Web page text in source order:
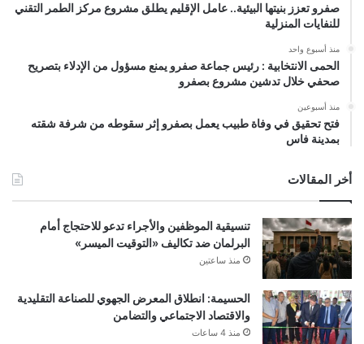
صفرو تعزز بنيتها البيئية.. عامل الإقليم يطلق مشروع مركز الطمر التقني
للنفايات المنزلية
منذ أسبوع واحد
الحمى الانتخابية : رئيس جماعة صفرو يمنع مسؤول من الإدلاء بتصريح
صحفي خلال تدشين مشروع بصفرو
منذ أسبوعين
فتح تحقيق في وفاة طبيب يعمل بصفرو إثر سقوطه من شرفة شقته
بمدينة فاس
أخر المقالات
تنسيقية الموظفين والأجراء تدعو للاحتجاج أمام
البرلمان ضد تكاليف «التوقيت الميسر»
منذ ساعتين
الحسيمة: انطلاق المعرض الجهوي للصناعة التقليدية
والاقتصاد الاجتماعي والتضامن
منذ 4 ساعات